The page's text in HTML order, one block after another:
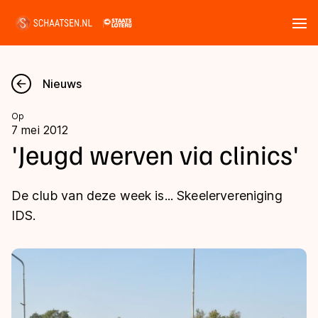
Nieuws
Kalender
Marathon
Shorttrack
Langebaan
Marathon
Tijden & historie
Ranglijsten Langebaan
Nieuws
Op
7 mei 2012
'Jeugd werven via clinics'
De club van deze week is... Skeelervereniging
IDS.